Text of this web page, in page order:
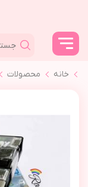
خانه محصولات